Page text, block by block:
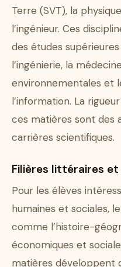
Terre (SVT), la
l’ingénieur. Ces
des études
l’ingénierie, la
environnementales et
l’information. La
ces matières sont des
carrières scientifiques.
Filières littéraires et
Pour les élèves
humaines et sociales,
comme l’histoire-
économiques et
matières développent